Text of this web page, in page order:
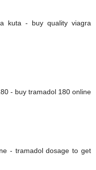
kuta - buy quality viagra
- buy tramadol 180 online
- tramadol dosage to get